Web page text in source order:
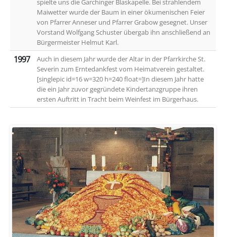
spielte uns die Garchinger Blaskapelle. Bei strahlendem
Maiwetter wurde der Baum in einer ökumenischen Feier
von Pfarrer Anneser und Pfarrer Grabow gesegnet. Unser
Vorstand Wolfgang Schuster übergab ihn anschließend an
Bürgermeister Helmut Karl.
1997
Auch in diesem Jahr wurde der Altar in der Pfarrkirche St.
Severin zum Erntedankfest vom Heimatverein gestaltet.
[singlepic id=16 w=320 h=240 float=]In diesem Jahr hatte
die ein Jahr zuvor gegründete Kindertanzgruppe ihren
ersten Auftritt in Tracht beim Weinfest im Bürgerhaus.